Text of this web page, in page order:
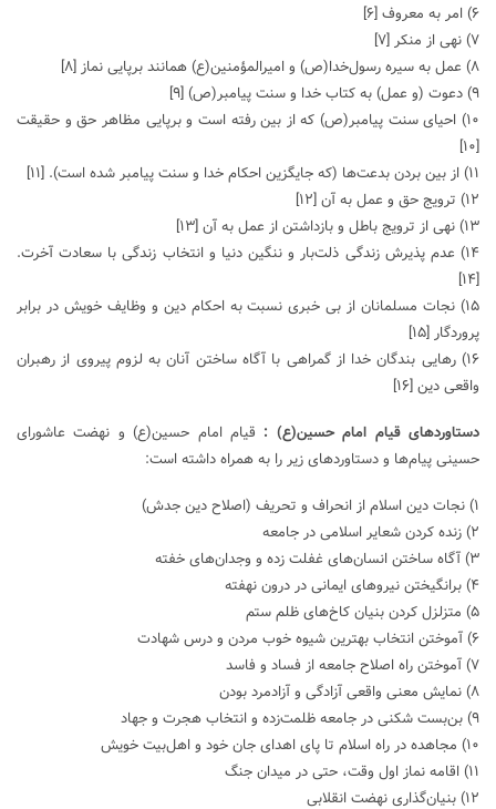
۶) امر به معروف
[۶]
۷) نهی از منکر
[۷]
۸) عمل به سیره رسول‌خدا(ص) و امیرالمؤمنین(ع) همانند برپایی نماز
[۸]
۹) دعوت (و عمل) به کتاب خدا و سنت پیامبر(ص)
[۹]
۱۰) احیای سنت پیامبر(ص) که از بین رفته است و برپایی مظاهر حق و حقیقت
[۱۰]
۱۱) از بین بردن بدعت‌ها (که جایگزین احکام خدا و سنت پیامبر شده است).
[۱۱]
۱۲) ترویج حق و عمل به آن
[۱۲]
۱۳) نهی از ترویج باطل و بازداشتن از عمل به آن
[۱۳]
۱۴) عدم پذیرش زندگی ذلت‌بار و ننگین دنیا و انتخاب زندگی با سعادت آخرت.
[۱۴]
۱۵) نجات مسلمانان از بی خبری نسبت به احکام دین و وظایف خویش در برابر
پروردگار [۱۵]
۱۶) رهایی بندگان خدا از گمراهی با آگاه ساختن آنان به لزوم پیروی از رهبران
واقعی دین[۱۶]
دستاوردهای قیام امام حسین(ع) : قیام امام حسین(ع) و نهضت عاشورای
حسینی پیام‌ها و دستاوردهای زیر را به همراه داشته است:
۱) نجات دین اسلام از انحراف و تحریف (اصلاح دین جدش)
۲) زنده کردن شعایر اسلامی در جامعه
۳) آگاه ساختن انسان‌های غفلت زده و وجدان‌های خفته
۴) برانگیختن نیروهای ایمانی در درون نهفته
۵) متزلزل کردن بنیان کاخ‌های ظلم ستم
۶) آموختن انتخاب بهترین شیوه خوب مردن و درس شهادت
۷) آموختن راه اصلاح جامعه از فساد و فاسد
۸) نمایش معنی واقعی آزادگی و آزادمرد بودن
۹) بن‌بست شکنی در جامعه ظلمت‌زده و انتخاب هجرت و جهاد
۱۰) مجاهده در راه اسلام تا پای اهدای جان خود و اهل‌بیت خویش
۱۱) اقامه نماز اول وقت، حتی در میدان جنگ
۱۲) بنیان‌گذاری نهضت انقلابی